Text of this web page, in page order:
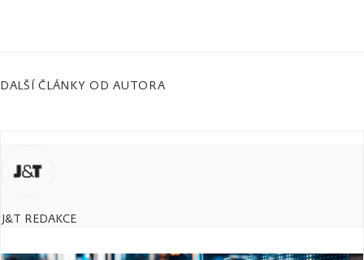
DALŠÍ ČLÁNKY OD AUTORA
J&T REDAKCE